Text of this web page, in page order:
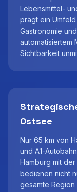
Lebensmittel-
prägt ein
Gastronomie
automatisiertem
Sichtbarkeit
Ostsee
Nur 65 km von
und A1-
Hamburg mit
bedienen nicht
gesamte Region